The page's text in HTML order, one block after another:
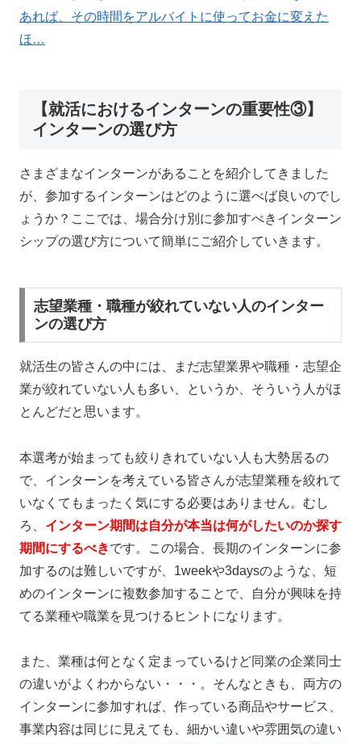
あれば、その時間をアルバイトに使ってお金に変えた
ほ…
【就活におけるインターンの重要性③】
インターンの選び方
さまざまなインターンがあることを紹介してきました
が、参加するインターンはどのように選べば良いのでし
ょうか？ここでは、場合分け別に参加すべきインターン
シップの選び方について簡単にご紹介していきます。
志望業種・職種が絞れていない人のインター
ンの選び方
就活生の皆さんの中には、まだ志望業界や職種・志望企
業が絞れていない人も多い、というか、そういう人がほ
とんどだと思います。
本選考が始まっても絞りきれていない人も大勢居るの
で、インターンを考えている皆さんが志望業種を絞れて
いなくてもまったく気にする必要はありません。 むし
ろ、 インターン期間は自分が本当は何がしたいのか探す
期間にするべきです。この場合、長期のインターンに参
加するのは難しいですが、1weekや3daysのような、短
めのインターンに複数参加することで、自分が興味を持
てる業種や職業を見つけるヒントになります。
また、業種は何となく定まっているけど同業の企業同士
の違いがよくわからない・・・。そんなときも、両方の
インターンに参加すれば、作っている商品やサービス、
事業内容は同じに見えても、細かい違いや雰囲気の違い